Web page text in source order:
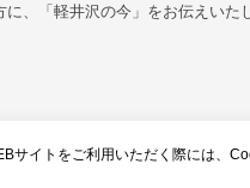
に、「軽井沢の今」をお伝えいた
サイトをご利用いただく際には、